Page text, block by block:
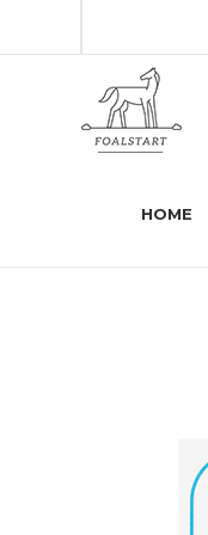
HOME
FoalStart